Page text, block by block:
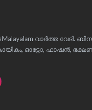
Malayalam വാർത്ത വേദി.
ഓട്ടോ, ഫാഷൻ,